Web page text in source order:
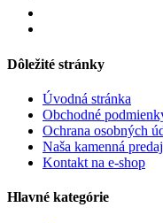
Dôležité stránky
Úvodná stránka
Obchodné
Ochrana osobných
Naša kamenná
Kontakt na e-shop
Hlavné kategórie